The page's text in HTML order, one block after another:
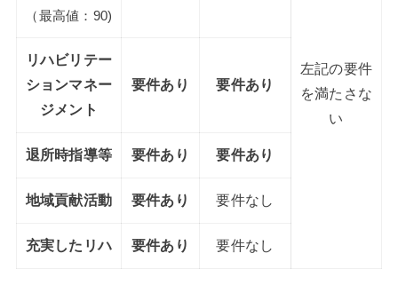
（最高値：90)
左記の要件
を満たさな
い
リハビリテー
ションマネー
ジメント
要件あり 要件あり
退所時指導等 要件あり 要件あり
地域貢献活動 要件あり 要件なし
充実した リハ 要件あり 要件なし